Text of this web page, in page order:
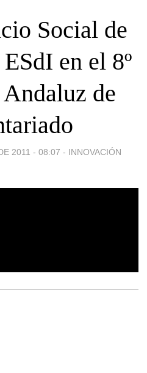
Social de
en el 8º
de
2011 - 08:07 - INNOVACIÓN